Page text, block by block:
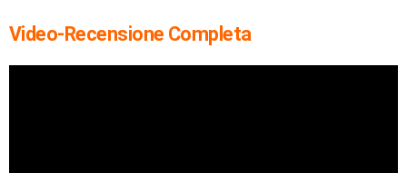
Video-Recensione Completa